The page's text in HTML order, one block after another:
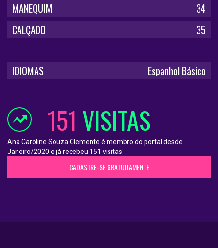
MANEQUIM
34
CALÇADO
35
IDIOMAS Espanhol Básico
151 VISITAS
Ana Caroline Souza Clemente é membro do portal desde
Janeiro/2020 e já recebeu 151 visitas
CADASTRE-SE GRATUITAMENTE